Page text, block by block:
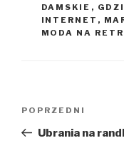
DAMSKIE ,
INTERNET ,
MODA NA
Poprzedni
wpis
POPRZEDNI
Ubrania na